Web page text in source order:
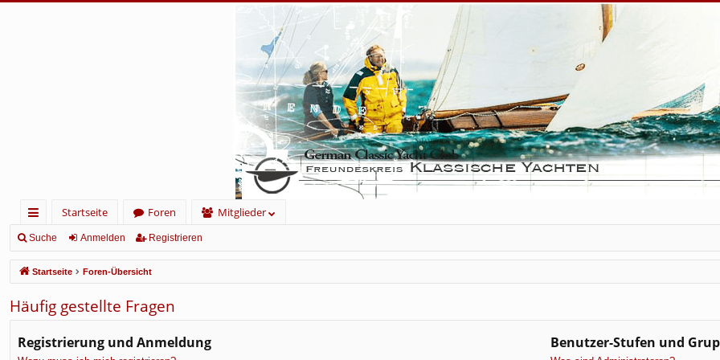
ch
ne
llz
ug
rif
Startseite Foren
Mitglieder
Suche Anmelden Registrieren
Startseite Foren-Übersicht
Häufig gestellte Fragen
Registrierung und Anmeldung Benutzer-Stufen und